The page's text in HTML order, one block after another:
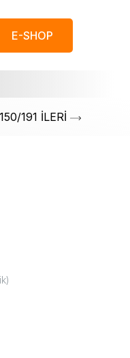
E-SHOP
150/191 İLERİ